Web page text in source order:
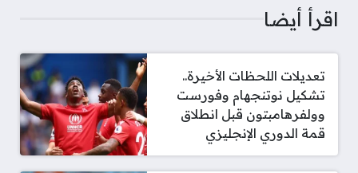
اقرأ أيضا
تعديلات اللحظات الأخيرة..
تشكيل نوتنجهام وفورست
وولفرهامبتون قبل انطلاق
قمة الدوري الإنجليزي